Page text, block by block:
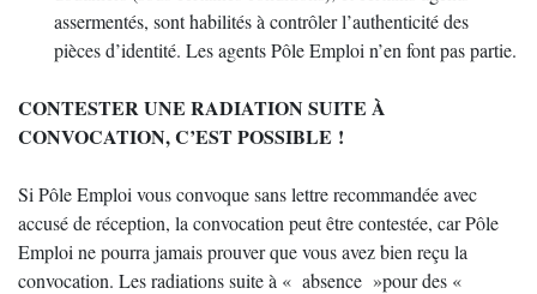
assermentés, sont habilités à contrôler l’authenticité des
pièces d’identité. Les agents Pôle Emploi n’en font pas partie.
CONTESTER UNE RADIATION SUITE À
CONVOCATION, C’EST POSSIBLE !
Si Pôle Emploi vous convoque sans lettre recommandée avec
accusé de réception, la convocation peut être contestée, car Pôle
Emploi ne pourra jamais prouver que vous avez bien reçu la
convocation. Les radiations suite à « absence »pour des «